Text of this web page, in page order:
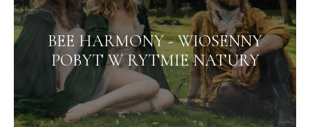
Hotel dla dorosłych
Pokoje
Pakiety
SPA
BEE HARMONY - WIOSENNY
POBYT W RYTMIE NATURY